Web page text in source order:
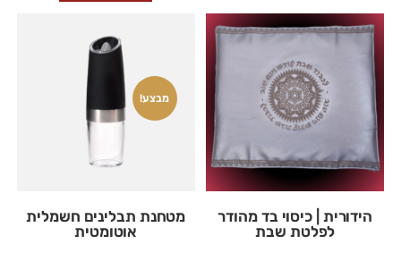
הידורית | כיסוי בד מהודר
לפלטת שבת
מבצע!
מטחנת תבלינים חשמלית
אוטומטית